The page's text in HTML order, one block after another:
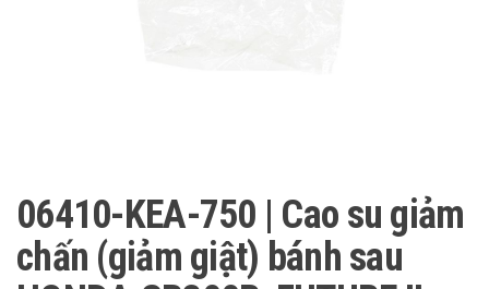
06410-KEA-750 | Cao su giảm
chấn (giảm giật) bánh sau